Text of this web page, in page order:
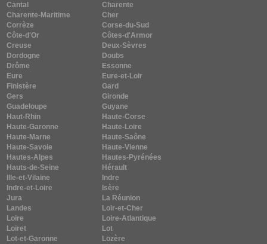
Cantal
Charente
Charente-Maritime
Cher
Corrèze
Corse-du-Sud
Côte-d'Or
Côtes-d'Armor
Creuse
Deux-Sèvres
Dordogne
Doubs
Drôme
Essonne
Eure
Eure-et-Loir
Finistère
Gard
Gers
Gironde
Guadeloupe
Guyane
Haut-Rhin
Haute-Corse
Haute-Garonne
Haute-Loire
Haute-Marne
Haute-Saône
Haute-Savoie
Haute-Vienne
Hautes-Alpes
Hautes-Pyrénées
Hauts-de-Seine
Hérault
Ille-et-Vilaine
Indre
Indre-et-Loire
Isère
Jura
La Réunion
Landes
Loir-et-Cher
Loire
Loire-Atlantique
Loiret
Lot
Lot-et-Garonne
Lozère